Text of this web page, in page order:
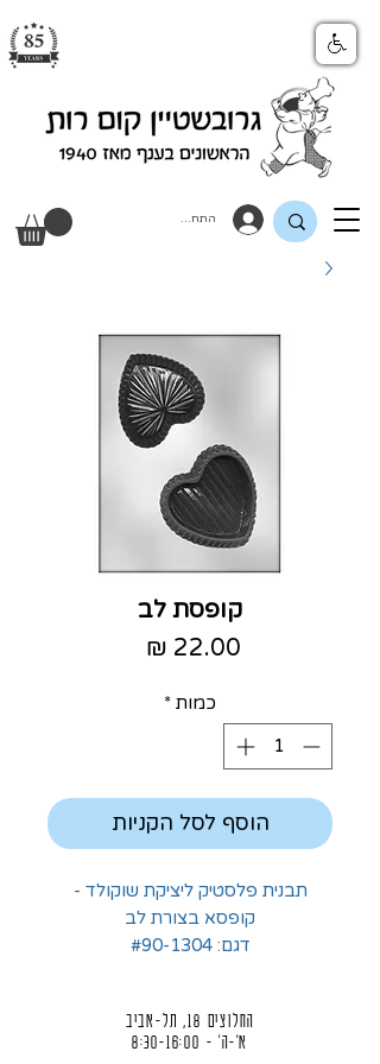
התחבר
קופסת לב
כמות *
הוסף לסל הקניות
תבנית פלסטיק ליציקת שוקולד -
קופסא בצורת לב
דגם: #90-1304
החלוצים 18, תל-אביב
א'-ה' - 8:30-16:00